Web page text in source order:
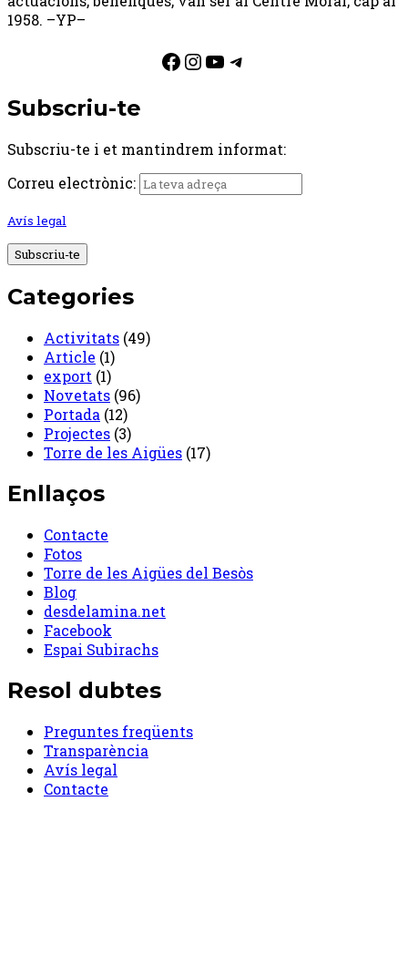
1958. –YP–
Facebook
Instagram
YouTube
Telegram
Subscriu-te
Subscriu-te i et mantindrem informat:
Correu electrònic:
Avís legal
Categories
Activitats (49)
Article (1)
export (1)
Novetats (96)
Portada (12)
Projectes (3)
Torre de les Aigües (17)
Enllaços
Contacte
Fotos
Torre de les Aigües del Besòs
Blog
desdelamina.net
Facebook
Espai Subirachs
Resol dubtes
Preguntes freqüents
Transparència
Avís legal
Contacte